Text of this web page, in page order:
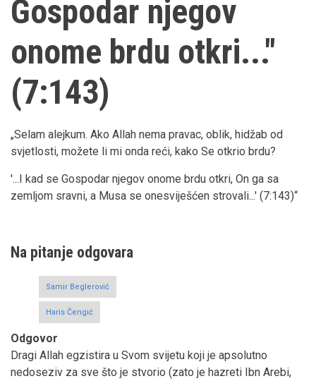
Gospodar njegov
onome brdu otkri..."
(7:143)
„Selam alejkum. Ako Allah nema pravac, oblik, hidžab od
svjetlosti, možete li mi onda reći, kako Se otkrio brdu?
'...I kad se Gospodar njegov onome brdu otkri, On ga sa
zemljom sravni, a Musa se onesviješćen strovali...' (7:143)“
Na pitanje odgovara
Samir Beglerović
Haris Čengić
Odgovor
Dragi Allah egzistira u Svom svijetu koji je apsolutno
nedoseziv za sve što je stvorio (zato je hazreti Ibn Arebi,